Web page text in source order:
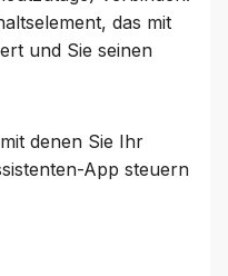
das mit
und Sie seinen
denen Sie Ihr
App steuern